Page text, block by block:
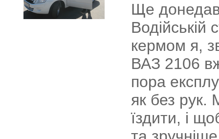
Ще
кермом я,
ВАЗ 2106
пора
як без рук.
їздити, і